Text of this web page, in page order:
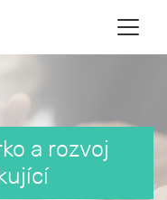
a rozvoj